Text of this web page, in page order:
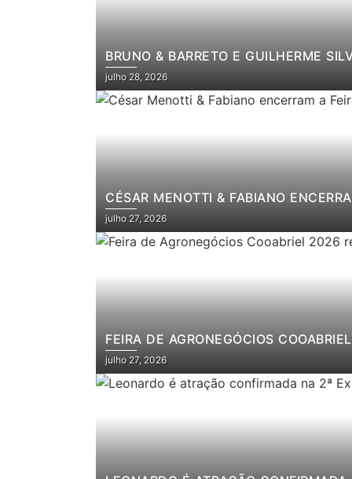
BRUNO & BARRETO E GUILHERME
julho 28, 2026
CÉSAR MENOTTI & FABIANO
julho 27, 2026
FEIRA DE AGRONEGÓCIOS
julho 27, 2026